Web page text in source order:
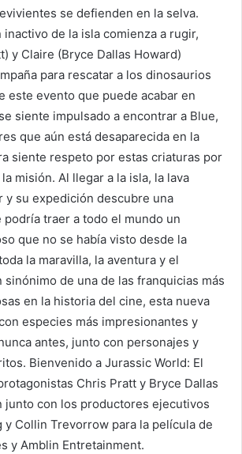
se defienden en la selva.
inactivo de la isla comienza a rugir,
y Claire (Bryce Dallas Howard)
para rescatar a los dinosaurios
este evento que puede acabar en
siente impulsado a encontrar a Blue,
que aún está desaparecida en la
siente respeto por estas criaturas por
misión. Al llegar a la isla, la lava
y su expedición descubre una
traer a todo el mundo un
que no se había visto desde la
la maravilla, la aventura y el
sinónimo de una de las franquicias más
en la historia del cine, esta nueva
especies más impresionantes y
antes, junto con personajes y
Bienvenido a Jurassic World: El
Chris Pratt y Bryce Dallas
junto con los productores ejecutivos
y Collin Trevorrow para la película de
y Amblin Entretainment.